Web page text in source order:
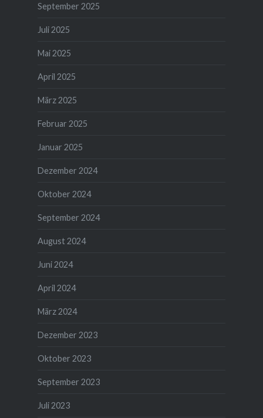
September 2025
Juli 2025
Mai 2025
April 2025
März 2025
Februar 2025
Januar 2025
Dezember 2024
Oktober 2024
September 2024
August 2024
Juni 2024
April 2024
März 2024
Dezember 2023
Oktober 2023
September 2023
Juli 2023